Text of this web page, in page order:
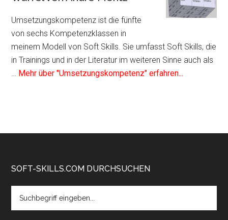
im
Soft
Skills
Würfel
von
Umsetzungskompetenz ist die fünfte
von sechs Kompetenzklassen in
meinem Modell von Soft Skills. Sie umfasst Soft Skills, die
in Trainings und in der Literatur im weiteren Sinne auch als
… Mehr über "Umsetzungskompetenz" erfahren...
Footer
SOFT-SKILLS.COM DURCHSUCHEN
the